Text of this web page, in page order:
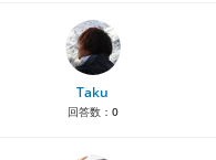
Taku
回答数： 0